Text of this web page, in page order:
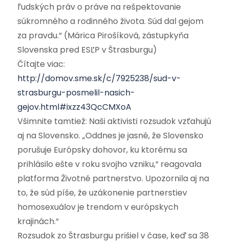
ľudských práv o práve na rešpektovanie
súkromného a rodinného života. Súd dal gejom
za pravdu.“ (Márica Pirošíková, zástupkyňa
Slovenska pred ESĽP v Štrasburgu)
Čítajte viac:
http://domov.sme.sk/c/7925238/sud-v-
strasburgu-posmelil-nasich-
gejov.html#ixzz43QcCMXoA
Všimnite tamtiež: Naši aktivisti rozsudok vzťahujú
aj na Slovensko. „Oddnes je jasné, že Slovensko
porušuje Európsky dohovor, ku ktorému sa
prihlásilo ešte v roku svojho vzniku,“ reagovala
platforma Životné partnerstvo. Upozornila aj na
to, že súd píše, že uzákonenie partnerstiev
homosexuálov je trendom v európskych
krajinách.“
Rozsudok zo Štrasburgu prišiel v čase, keď sa 38